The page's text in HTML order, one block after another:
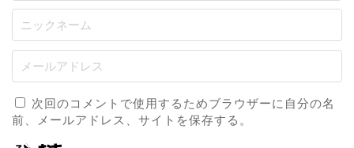
次回のコメントで使用するためブラウザーに自分の名
前、メールアドレス、サイトを保存する。